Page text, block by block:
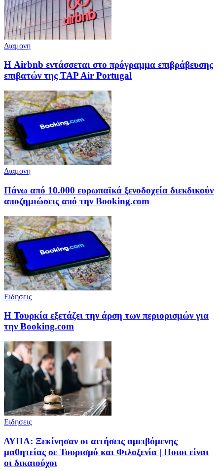
Διαμονη
Η Airbnb εντάσσεται στο πρόγραμμα επιβράβευσης
επιβατών της TAP Air Portugal
Διαμονη
Πάνω από 10.000 ευρωπαϊκά ξενοδοχεία διεκδικούν
αποζημιώσεις από την Booking.com
Ειδησεις
Η Τουρκία εξετάζει την άρση των περιορισμών για
την Booking.com
Ειδησεις
ΔΥΠΑ: Ξεκίνησαν οι αιτήσεις αμειβόμενης
μαθητείας σε Τουρισμό και Φιλοξενία | Ποιοι είναι
οι δικαιούχοι